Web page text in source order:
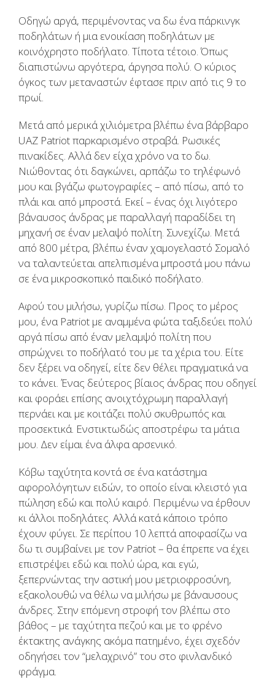
Οδηγώ αργά, περιμένοντας να δω ένα πάρκινγκ
ποδηλάτων ή μια ενοικίαση ποδηλάτων με
κοινόχρηστο ποδήλατο. Τίποτα τέτοιο. Όπως
διαπιστώνω αργότερα, άργησα πολύ. Ο κύριος
όγκος των μεταναστών έφτασε πριν από τις 9 το
πρωί.
Μετά από μερικά χιλιόμετρα βλέπω ένα βάρβαρο
UAZ Patriot παρκαρισμένο στραβά. Ρωσικές
πινακίδες. Αλλά δεν είχα χρόνο να το δω.
Νιώθοντας ότι δαγκώνει, αρπάζω το τηλέφωνό
μου και βγάζω φωτογραφίες – από πίσω, από το
πλάι και από μπροστά. Εκεί – ένας όχι λιγότερο
βάναυσος άνδρας με παραλλαγή παραδίδει τη
μηχανή σε έναν μελαψό πολίτη. Συνεχίζω. Μετά
από 800 μέτρα, βλέπω έναν χαμογελαστό Σομαλό
να ταλαντεύεται απελπισμένα μπροστά μου πάνω
σε ένα μικροσκοπικό παιδικό ποδήλατο.
Αφού του μιλήσω, γυρίζω πίσω. Προς το μέρος
μου, ένα Patriot με αναμμένα φώτα ταξιδεύει πολύ
αργά πίσω από έναν μελαμψό πολίτη που
σπρώχνει το ποδήλατό του με τα χέρια του. Είτε
δεν ξέρει να οδηγεί, είτε δεν θέλει πραγματικά να
το κάνει. Ένας δεύτερος βίαιος άνδρας που οδηγεί
και φοράει επίσης ανοιχτόχρωμη παραλλαγή
περνάει και με κοιτάζει πολύ σκυθρωπός και
προσεκτικά. Ενστικτωδώς αποστρέφω τα μάτια
μου. Δεν είμαι ένα άλφα αρσενικό.
Κόβω ταχύτητα κοντά σε ένα κατάστημα
αφορολόγητων ειδών, το οποίο είναι κλειστό για
πώληση εδώ και πολύ καιρό. Περιμένω να έρθουν
κι άλλοι ποδηλάτες. Αλλά κατά κάποιο τρόπο
έχουν φύγει. Σε περίπου 10 λεπτά αποφασίζω να
δω τι συμβαίνει με τον Patriot – θα έπρεπε να έχει
επιστρέψει εδώ και πολύ ώρα, και εγώ,
ξεπερνώντας την αστική μου μετριοφροσύνη,
εξακολουθώ να θέλω να μιλήσω με βάναυσους
άνδρες. Στην επόμενη στροφή τον βλέπω στο
βάθος – με ταχύτητα πεζού και με το φρένο
έκτακτης ανάγκης ακόμα πατημένο, έχει σχεδόν
οδηγήσει τον “μελαχρινό” του στο φινλανδικό
φράγμα.